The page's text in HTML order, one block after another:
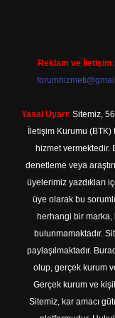
Reklam ve İletişim:
Yasal Uyarı: Sitemiz,
İletişim Kurumu (BTK)
hizmet
denetleme veya
üyelerimiz yazdıkları
üye olarak bu
herhangi bir marka,
bulunmamaktadır.
paylaşılmaktadır.
olup, gerçek kurum
Gerçek kurum ve
Sitemiz, kar amacı